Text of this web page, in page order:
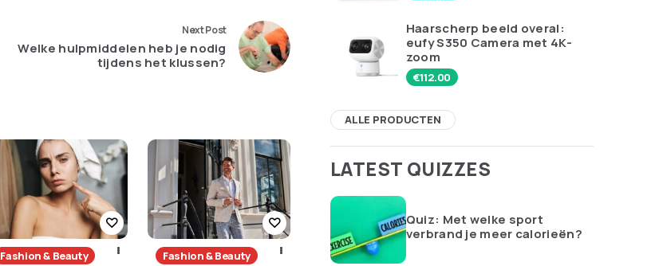
Next Post
Welke hulpmiddelen heb je nodig
tijdens het klussen?
Fashion & Beauty Fashion & Beauty
Haarscherp beeld overal:
eufy S350 Camera met 4K-
zoom
€112.00
ALLE PRODUCTEN
LATEST QUIZZES
Quiz: Met welke sport
verbrand je meer calorieën?